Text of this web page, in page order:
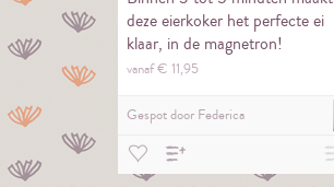
deze eierkoker het perfecte ei
klaar, in de magnetron!
vanaf € 11,95
Gespot door Federica